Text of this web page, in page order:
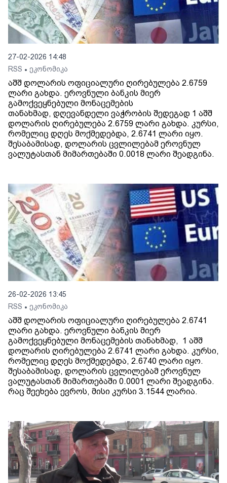
27-02-2026 14:48
RSS • ეკონომიკა
აშშ დოლარის ოფიციალური ღირებულება 2.6759
ლარი გახდა. ეროვნული ბანკის მიერ
გამოქვეყნებული მონაცემების
თანახმად, დღევანდელი ვაჭრობის შედეგად 1 აშშ
დოლარის ღირებულება 2.6759 ლარი გახდა. კურსი,
რომელიც დღეს მოქმედებდა, 2.6741 ლარი იყო.
შესაბამისად, დოლარის ცვლილებამ ეროვნულ
ვალუტასთან მიმართებაში 0.0018 ლარი შეადგინა.
26-02-2026 13:45
RSS • ეკონომიკა
აშშ დოლარის ოფიციალური ღირებულება 2.6741
ლარი გახდა. ეროვნული ბანკის მიერ
გამოქვეყნებული მონაცემების თანახმად, 1 აშშ
დოლარის ღირებულება 2.6741 ლარი გახდა. კურსი,
რომელიც დღეს მოქმედებდა, 2.6740 ლარი იყო.
შესაბამისად, დოლარის ცვლილებამ ეროვნულ
ვალუტასთან მიმართებაში 0.0001 ლარი შეადგინა.
რაც შეეხება ევროს, მისი კურსი 3.1544 ლარია.